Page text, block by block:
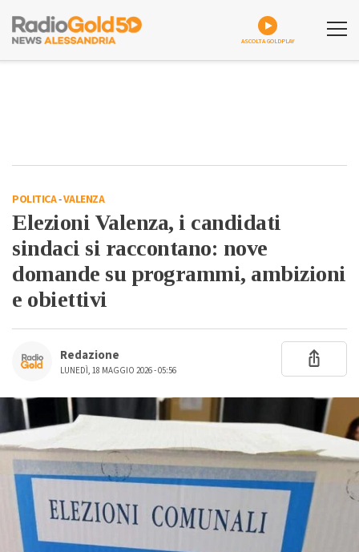
ASCOLTA GOLDPLAY
POLITICA-VALENZA
Elezioni Valenza, i candidati
sindaci si raccontano: nove
domande su programmi, ambizioni
e obiettivi
Redazione
LUNEDÌ, 18 MAGGIO 2026 - 05:56